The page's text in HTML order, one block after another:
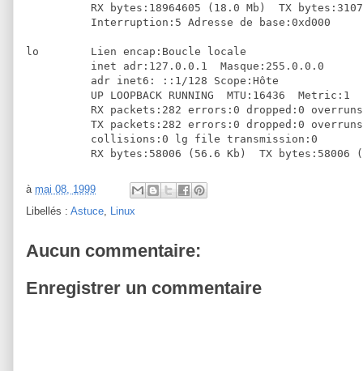
RX bytes:18964605 (18.0 Mb)  TX
          Interruption:5 Adresse de base:0xd000
lo        Lien encap:Boucle locale
          inet adr:127.0.0.1  Masque:255.0.0.0
          adr inet6: ::1/128 Scope:Hôte
          UP LOOPBACK RUNNING  MTU:16436  Metric:1
RX packets:282 errors:0 dropped:0
TX packets:282 errors:0 dropped:0
          collisions:0 lg file transmission:0
RX bytes:58006 (56.6 Kb)  TX bytes:58006
à mai 08, 1999
Libellés : Astuce, Linux
Aucun commentaire:
Enregistrer un commentaire